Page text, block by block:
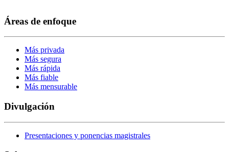
Áreas de enfoque
Más privada
Más segura
Más rápida
Más fiable
Más mensurable
Divulgación
Presentaciones y ponencias magistrales